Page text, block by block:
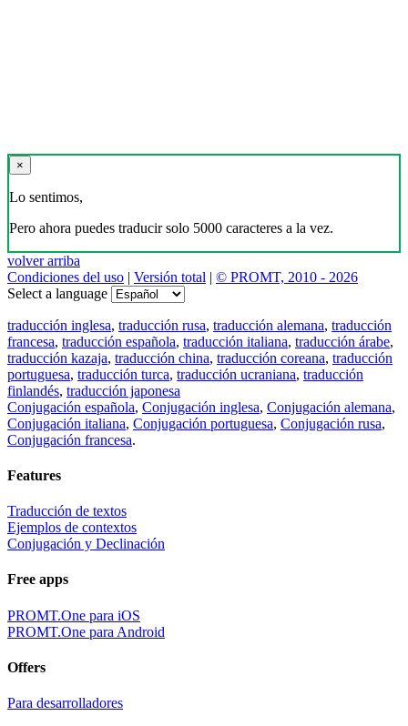
×
Lo sentimos,
Pero ahora puedes traducir solo 5000 caracteres a la vez.
volver arriba
Condiciones del uso | Versión total | © PROMT, 2010 - 2026
Select a language
traducción inglesa, traducción rusa, traducción alemana, traducción
francesa, traducción española, traducción italiana, traducción árabe,
traducción kazaja, traducción china, traducción coreana, traducción
portuguesa, traducción turca, traducción ucraniana, traducción
finlandés, traducción japonesa
Conjugación española, Conjugación inglesa, Conjugación alemana,
Conjugación italiana, Conjugación portuguesa, Conjugación rusa,
Conjugación francesa.
Features
Traducción de textos
Ejemplos de contextos
Conjugación y Declinación
Free apps
PROMT.One para iOS
PROMT.One para Android
Offers
Para desarrolladores